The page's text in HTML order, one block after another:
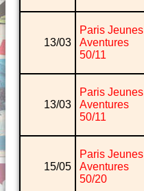
13/03
Paris Jeunes
Aventures
50/11
13/03
Paris Jeunes
Aventures
50/11
15/05
Paris Jeunes
Aventures
50/20